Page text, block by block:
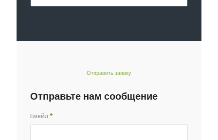
Отправить заявку
Отправьте нам сообщение
Емейл*